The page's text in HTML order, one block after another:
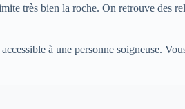
très bien la roche. On retrouve des
à une personne soigneuse.